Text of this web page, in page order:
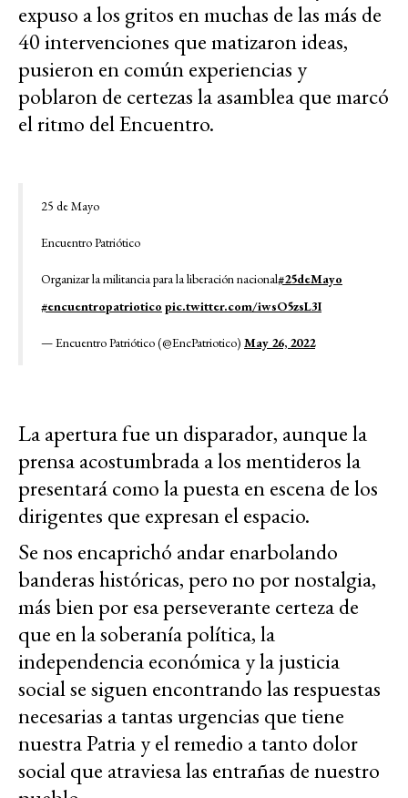
expuso a los gritos en muchas de las más de
40 intervenciones que matizaron ideas,
pusieron en común experiencias y
poblaron de certezas la asamblea que marcó
el ritmo del Encuentro.
25 de Mayo
Encuentro Patriótico
Organizar la militancia para la liberación nacional#25deMayo
#encuentropatriotico pic.twitter.com/iwsO5zsL3I
— Encuentro Patriótico (@EncPatriotico) May 26, 2022
La apertura fue un disparador, aunque la
prensa acostumbrada a los mentideros la
presentará como la puesta en escena de los
dirigentes que expresan el espacio.
Se nos encaprichó andar enarbolando
banderas históricas, pero no por nostalgia,
más bien por esa perseverante certeza de
que en la soberanía política, la
independencia económica y la justicia
social se siguen encontrando las respuestas
necesarias a tantas urgencias que tiene
nuestra Patria y el remedio a tanto dolor
social que atraviesa las entrañas de nuestro